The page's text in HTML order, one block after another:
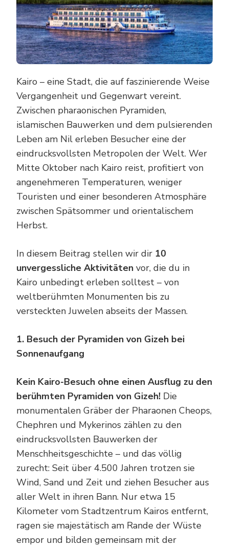
IN
KAIRO
IM
Kairo – eine Stadt, die auf faszinierende Weise
Vergangenheit und Gegenwart vereint.
Zwischen pharaonischen Pyramiden,
islamischen Bauwerken und dem pulsierenden
Leben am Nil erleben Besucher eine der
eindrucksvollsten Metropolen der Welt. Wer
Mitte Oktober nach Kairo reist, profitiert von
angenehmeren Temperaturen, weniger
Touristen und einer besonderen Atmosphäre
zwischen Spätsommer und orientalischem
Herbst.
In diesem Beitrag stellen wir dir 10
unvergessliche Aktivitäten vor, die du in
Kairo unbedingt erleben solltest – von
weltberühmten Monumenten bis zu
versteckten Juwelen abseits der Massen.
1. Besuch der Pyramiden von Gizeh bei
Sonnenaufgang
Kein Kairo-Besuch ohne einen Ausflug zu den
berühmten Pyramiden von Gizeh! Die
monumentalen Gräber der Pharaonen Cheops,
Chephren und Mykerinos zählen zu den
eindrucksvollsten Bauwerken der
Menschheitsgeschichte – und das völlig
zurecht: Seit über 4.500 Jahren trotzen sie
Wind, Sand und Zeit und ziehen Besucher aus
aller Welt in ihren Bann. Nur etwa 15
Kilometer vom Stadtzentrum Kairos entfernt,
ragen sie majestätisch am Rande der Wüste
empor und bilden gemeinsam mit der